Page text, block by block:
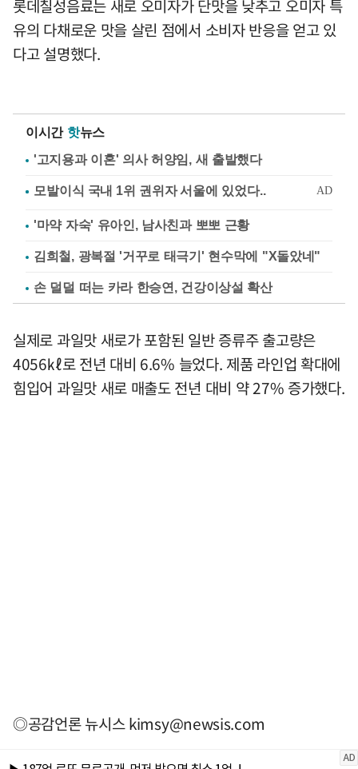
롯데칠성음료는 새로 오미자가 단맛을 낮추고 오미자 특
유의 다채로운 맛을 살린 점에서 소비자 반응을 얻고 있
다고 설명했다.
이시간 핫뉴스
'고지용과 이혼' 의사 허양임, 새 출발했다
'마약 자숙' 유아인, 남사친과 뽀뽀 근황
김희철, 광복절 '거꾸로 태극기' 현수막에 "X돌았네"
손 덜덜 떠는 카라 한승연, 건강이상설 확산
실제로 과일맛 새로가 포함된 일반 증류주 출고량은
4056㎘로 전년 대비 6.6% 늘었다. 제품 라인업 확대에
힘입어 과일맛 새로 매출도 전년 대비 약 27% 증가했다.
◎공감언론 뉴시스kimsy@newsis.com